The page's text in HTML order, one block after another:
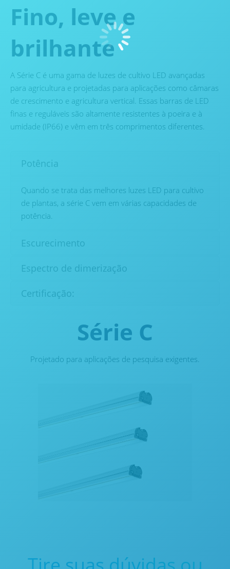
Fino, leve e
brilhante
A Série C é uma gama de luzes de cultivo LED avançadas
para agricultura e projetadas para aplicações como câmaras
de crescimento e agricultura vertical. Essas barras de LED
finas e reguláveis ​​são altamente resistentes à poeira e à
umidade (IP66) e vêm em três comprimentos diferentes.
Potência
Quando se trata das melhores luzes LED para cultivo
de plantas, a série C vem em várias capacidades de
potência.
Escurecimento
Espectro de dimerização
Certificação:
Série C
Projetado para aplicações de pesquisa exigentes.